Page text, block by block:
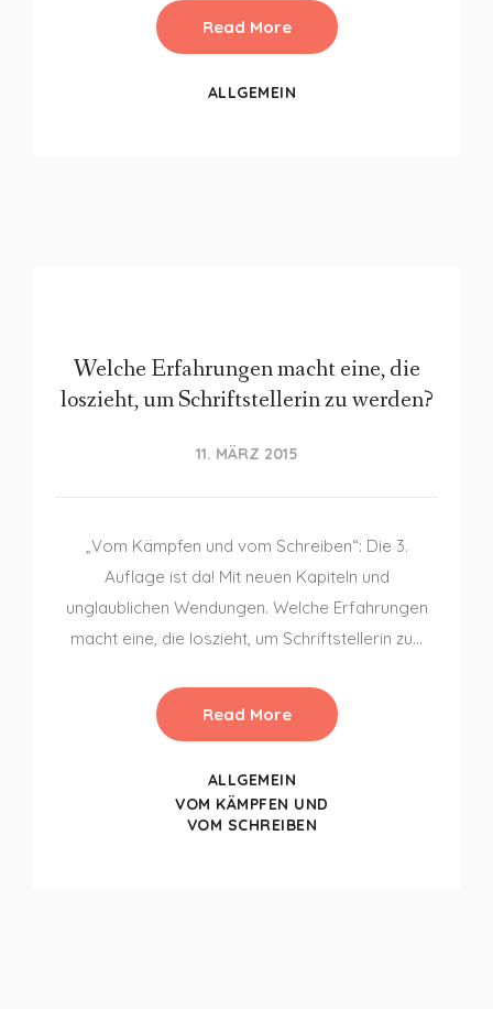
Read More
ALLGEMEIN
Welche Erfahrungen macht eine, die
loszieht, um Schriftstellerin zu werden?
11. MÄRZ 2015
„Vom Kämpfen und vom Schreiben“: Die 3.
Auflage ist da! Mit neuen Kapiteln und
unglaublichen Wendungen. Welche Erfahrungen
macht eine, die loszieht, um Schriftstellerin zu…
Read More
ALLGEMEIN
VOM KÄMPFEN UND
VOM SCHREIBEN